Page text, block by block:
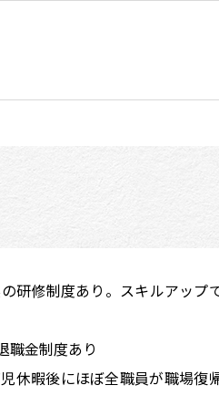
研修制度あり。スキルアップ
職金制度あり
休暇後にほぼ全職員が職場復